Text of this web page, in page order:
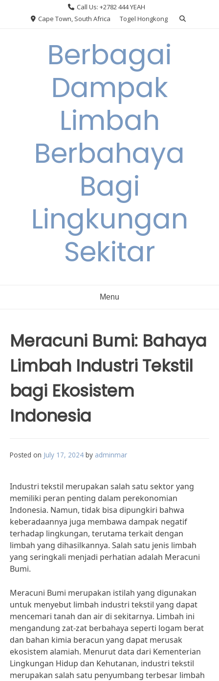
Call Us: +2782 444 YEAH
Cape Town, South Africa
Togel Hongkong
Berbagai
Dampak
Limbah
Berbahaya
Bagi
Lingkungan
Sekitar
Menu
Meracuni Bumi: Bahaya
Limbah Industri Tekstil
bagi Ekosistem
Indonesia
Posted on July 17, 2024 by adminmar
Industri tekstil merupakan salah satu sektor yang
memiliki peran penting dalam perekonomian
Indonesia. Namun, tidak bisa dipungkiri bahwa
keberadaannya juga membawa dampak negatif
terhadap lingkungan, terutama terkait dengan
limbah yang dihasilkannya. Salah satu jenis limbah
yang seringkali menjadi perhatian adalah Meracuni
Bumi.
Meracuni Bumi merupakan istilah yang digunakan
untuk menyebut limbah industri tekstil yang dapat
mencemari tanah dan air di sekitarnya. Limbah ini
mengandung zat-zat berbahaya seperti logam berat
dan bahan kimia beracun yang dapat merusak
ekosistem alamiah. Menurut data dari Kementerian
Lingkungan Hidup dan Kehutanan, industri tekstil
merupakan salah satu penyumbang terbesar limbah